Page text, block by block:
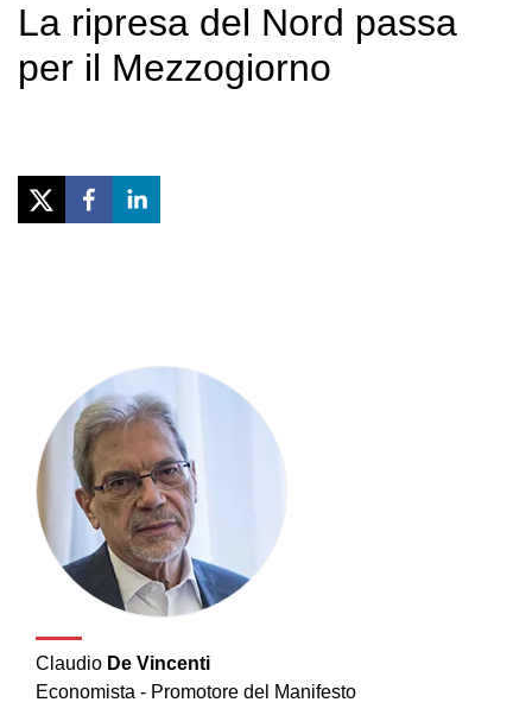
La ripresa del Nord passa
per il Mezzogiorno
Claudio De Vincenti
Economista - Promotore del Manifesto